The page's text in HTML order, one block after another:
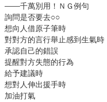
——千萬別用！ＮＧ例句
詢問是否要去○○
想向人借原子筆時
對對方的言行舉止感到生氣時
承認自己的錯誤
提醒對方失態的行為
給予建議時
想對人伸出援手時
加油打氣